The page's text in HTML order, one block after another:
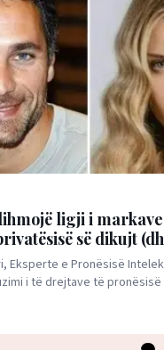
ligji i
së dikujt
mesazheve audio
Eksperte e Pronësisë
i të drejtave të